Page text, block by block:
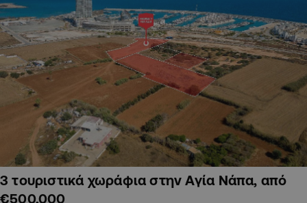
3 τουριστικά χωράφια στην Αγία Νάπα, από
€500,000